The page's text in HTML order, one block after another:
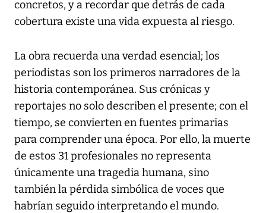
concretos, y a recordar que detrás de cada
cobertura existe una vida expuesta al riesgo.
La obra recuerda una verdad esencial; los
periodistas son los primeros narradores de la
historia contemporánea. Sus crónicas y
reportajes no solo describen el presente; con el
tiempo, se convierten en fuentes primarias
para comprender una época. Por ello, la muerte
de estos 31 profesionales no representa
únicamente una tragedia humana, sino
también la pérdida simbólica de voces que
habrían seguido interpretando el mundo.